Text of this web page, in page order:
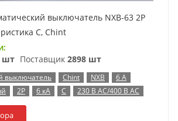
выключатель NXB-63 2P
C, Chint
шт Поставщик 2898 шт
выключатель Chint NXB
6 А
2P 6 кА C 230 В AC/400 В AC